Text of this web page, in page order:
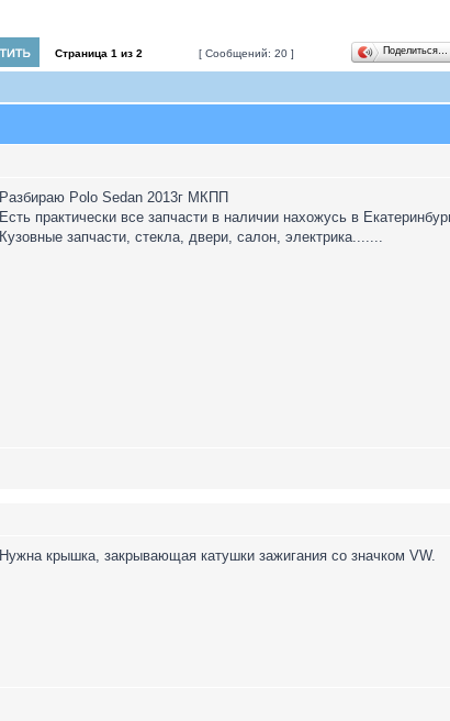
Страница 1 из 2 [ Сообщений: 20 ] Поделиться…
Разбираю Polo Sedan 2013г МКПП
Есть практически все запчасти в наличии нахожусь в
Кузовные запчасти, стекла, двери, салон, электрика.......
Нужна крышка, закрывающая катушки зажигания со значком VW.